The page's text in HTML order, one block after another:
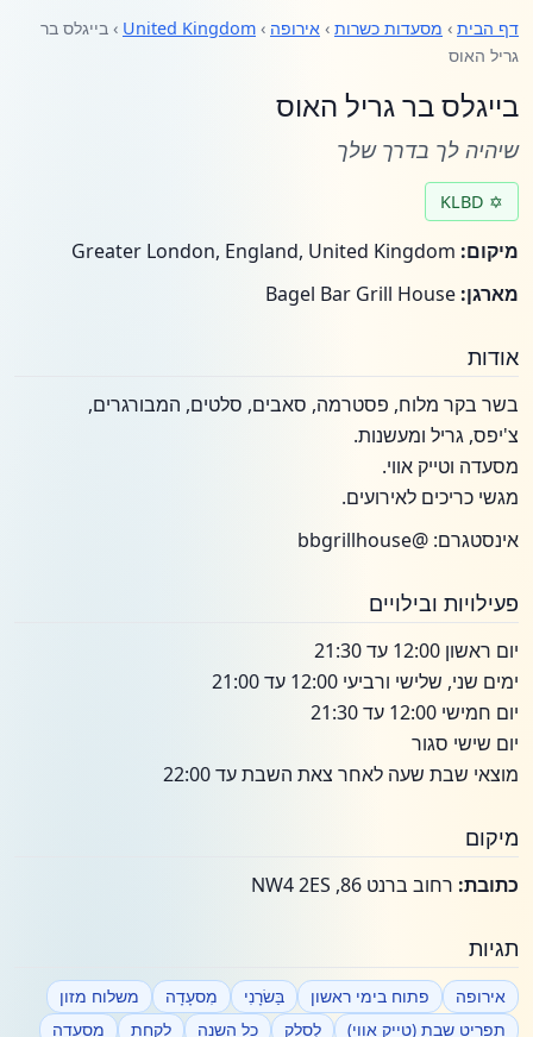
דף הבית › מסעדות כשרות › אירופה ›
United Kingdom › בייגלס בר
גריל האוס
בייגלס בר גריל האוס
שיהיה לך בדרך שלך
✡ KLBD
מיקום:
מארגן:
אודות
בשר בקר מלוח, פסטרמה, סאבים, סלטים, המבורגרים,
צ'יפס, גריל ומעשנות.
מסעדה וטייק אווי.
מגשי כריכים לאירועים.
אינסטגרם: @bbgrillhouse
פעילויות ובילויים
יום ראשון 12:00 עד 21:30
ימים שני, שלישי ורביעי 12:00 עד 21:00
יום חמישי 12:00 עד 21:30
יום שישי סגור
מוצאי שבת שעה לאחר צאת השבת עד 22:00
מיקום
כתובת: רחוב ברנט 86, NW4 2ES
תגיות
אירופה פתוח בימי ראשון בַּשׂרָנִי מִסעָדָה
משלוח מזון
תפריט שבת (טייק אווי)
לְסַלֵק כל השנה לקחת
מסעדה